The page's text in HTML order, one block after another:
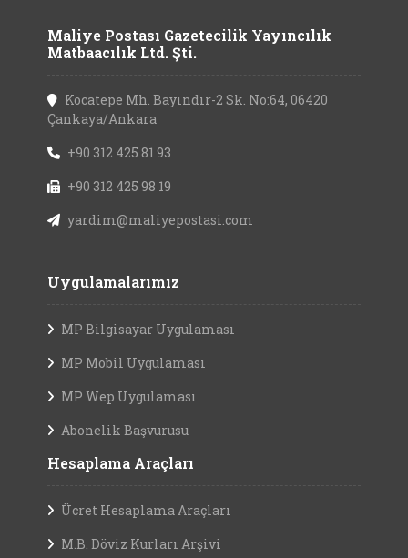
Maliye Postası Gazetecilik Yayıncılık
Matbaacılık Ltd. Şti.
Kocatepe Mh. Bayındır-2 Sk. No:64, 06420
Çankaya/Ankara
+90 312 425 81 93
+90 312 425 98 19
yardim@maliyepostasi.com
Uygulamalarımız
MP Bilgisayar Uygulaması
MP Mobil Uygulaması
MP Wep Uygulaması
Abonelik Başvurusu
Hesaplama Araçları
Ücret Hesaplama Araçları
M.B. Döviz Kurları Arşivi